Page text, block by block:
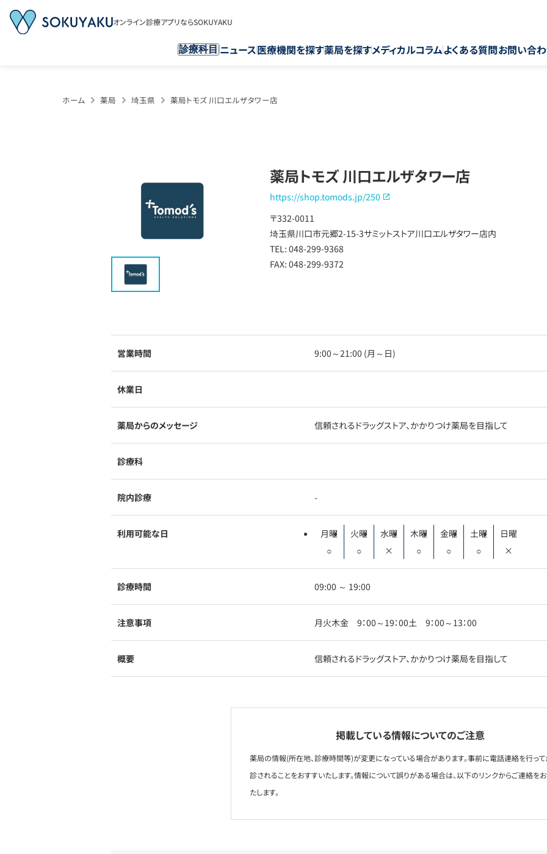
オンライン診療アプリならSOKUYAKU
診療科目 ニュース医療機関を探す薬局を探すメディカルコラムよくある質問お問い合
ホーム 薬局 埼玉県 薬局トモズ 川口エルザタワー店
薬局トモズ 川口エルザタワー店
https://shop.tomods.jp/250
〒332-0011
埼玉県川口市元郷2-15-3サミットストア川口エルザタワー店内
TEL: 048-299-9368
FAX: 048-299-9372
営業時間 9:00～21:00 (月～日)
休業日
薬局からのメッセージ 信頼されるドラッグストア、かかりつけ薬局を目指して
診療科
院内診療 -
利用可能な日
月曜
○
火曜
○
水曜
×
木曜
○
金曜
○
土曜
○
日曜
×
診療時間 09:00 ～ 19:00
注意事項 月火木金 9：00～19：00土 9：00～13：00
概要 信頼されるドラッグストア、かかりつけ薬局を目指して
掲載している情報についてのご注意
薬局の情報(所在地、診療時間等)が変更になっている場合があります。事前に電話連絡を行っ
診されることをおすすいたします。情報について誤りがある場合は、以下のリンクからご連絡を
たします。